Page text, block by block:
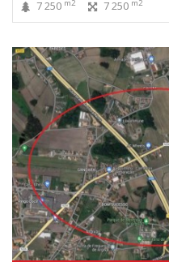
7 250 m2 7 250 m2